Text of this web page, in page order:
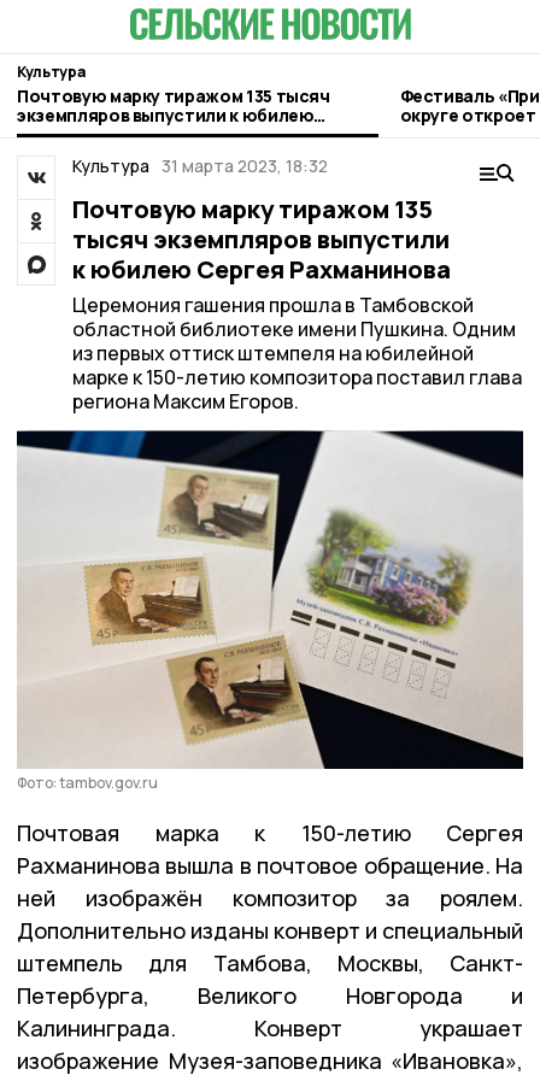
Культура
Почтовую марку тиражом 135 тысяч
экземпляров выпустили к юбилею
Сергея Рахманинова
Фестиваль
округе
Культура 31 марта 2023, 18:32
Почтовую марку тиражом 135
тысяч экземпляров выпустили
к юбилею Сергея Рахманинова
Церемония гашения прошла в Тамбовской
областной библиотеке имени Пушкина. Одним
из первых оттиск штемпеля на юбилейной
марке к 150-летию композитора поставил глава
региона Максим Егоров.
Фото: tambov.gov.ru
Почтовая марка к 150-летию Сергея
Рахманинова вышла в почтовое обращение. На
ней изображён композитор за роялем.
Дополнительно изданы конверт и специальный
штемпель для Тамбова, Москвы, Санкт-
Петербурга, Великого Новгорода и
Калининграда. Конверт украшает
изображение Музея-заповедника «Ивановка»,